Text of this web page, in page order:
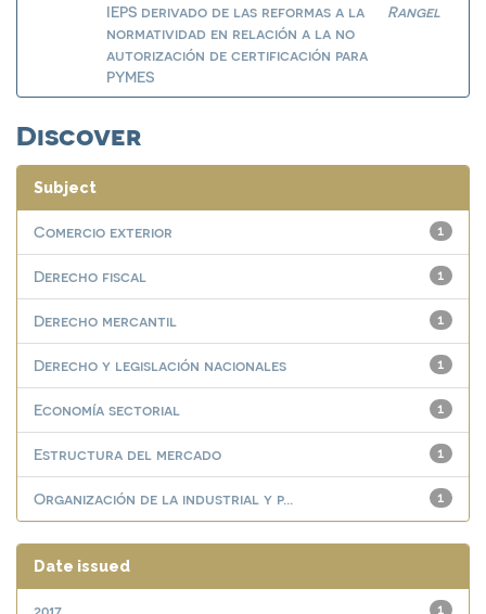
IEPS derivado de las reformas a la
normatividad en relación a la no
autorización de certificación para
PYMES
Rangel
Discover
Subject
1
Comercio exterior
1
Derecho fiscal
1
Derecho mercantil
1
Derecho y legislación nacionales
1
Economía sectorial
1
Estructura del mercado
1
Organización de la industrial y p...
Date issued
1
2017